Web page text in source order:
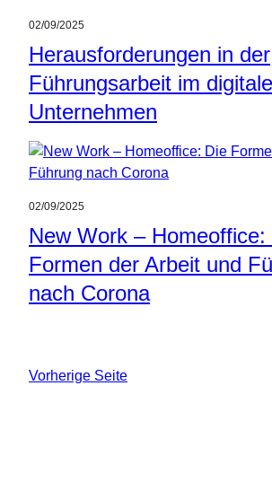
02/09/2025
Herausforderungen in der
Führungsarbeit im
Unternehmen
02/09/2025
New Work – Homeoffice:
Formen der Arbeit und
nach Corona
Vorherige Seite